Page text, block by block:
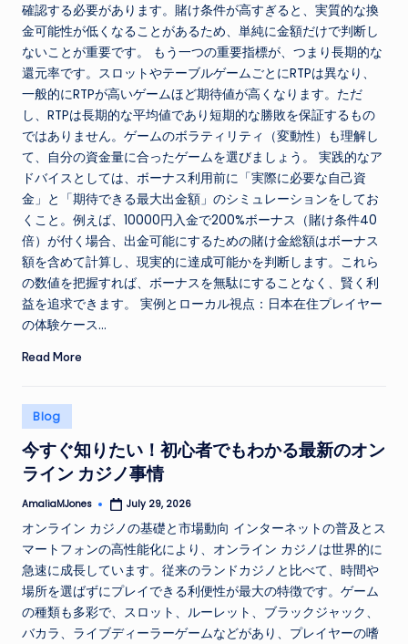
確認する必要があります。賭け条件が高すぎると、実質的な換
金可能性が低くなることがあるため、単純に金額だけで判断し
ないことが重要です。 もう一つの重要指標が、つまり長期的な
還元率です。スロットやテーブルゲームごとにRTPは異なり、
一般的にRTPが高いゲームほど期待値が高くなります。ただ
し、RTPは長期的な平均値であり短期的な勝敗を保証するもの
ではありません。ゲームのボラティリティ（変動性）も理解し
て、自分の資金量に合ったゲームを選びましょう。 実践的なア
ドバイスとしては、ボーナス利用前に「実際に必要な自己資
金」と「期待できる最大出金額」のシミュレーションをしてお
くこと。例えば、10000円入金で200%ボーナス（賭け条件40
倍）が付く場合、出金可能にするための賭け金総額はボーナス
額を含めて計算し、現実的に達成可能かを判断します。これら
の数値を把握すれば、ボーナスを無駄にすることなく、賢く利
益を追求できます。 実例とローカル視点：日本在住プレイヤー
の体験ケース…
Read More
Posted
in
Blog
今すぐ知りたい！初心者でもわかる最新のオン
ライン カジノ事情
Posted
AmaliaMJones July 29, 2026
オンライン カジノの基礎と市場動向 インターネットの普及とス
マートフォンの高性能化により、オンライン カジノは世界的に
急速に成長しています。従来のランドカジノと比べて、時間や
場所を選ばずにプレイできる利便性が最大の特徴です。ゲーム
の種類も多彩で、スロット、ルーレット、ブラックジャック、
バカラ、ライブディーラーゲームなどがあり、プレイヤーの嗜